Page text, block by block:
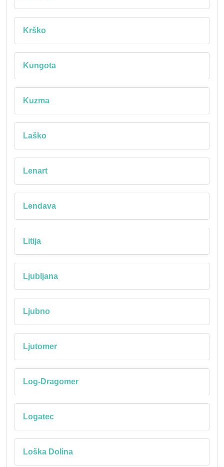
Krško
Kungota
Kuzma
Laško
Lenart
Lendava
Litija
Ljubljana
Ljubno
Ljutomer
Log-Dragomer
Logatec
Loška Dolina